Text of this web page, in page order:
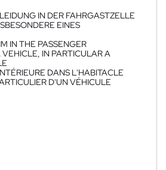
IN DER FAHRGASTZELLE
EINES
IN THE PASSENGER
IN PARTICULAR A
DANS L'HABITACLE
D'UN VÉHICULE